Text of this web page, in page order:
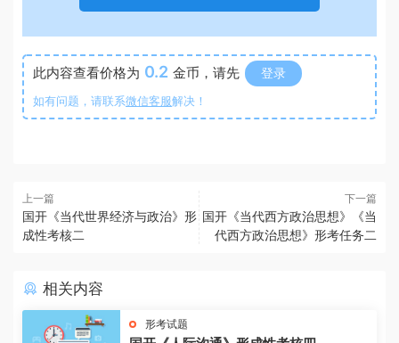
此内容查看价格为 0.2 金币，请先 登录
如有问题，请联系微信客服解决！
上一篇
国开《当代世界经济与政治》形
成性考核二
下一篇
国开《当代西方政治思想》《当
代西方政治思想》形考任务二
相关内容
形考试题